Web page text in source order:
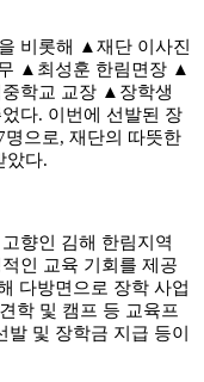
비롯해 ▲재단 이사진
▲ 최성훈 한림면장 ▲
학교 교장 ▲ 장학생
다. 이번에 선발된 장
명으로, 재단의 따뜻한
았다.
향인 김해 한림지역
인 교육 기회를 제공
다방면으로 장학 사업
학 및 캠프 등 교육프
발 및 장학금 지급 등이